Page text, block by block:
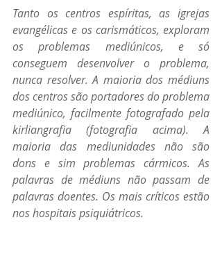
Tanto os centros espíritas, as igrejas
evangélicas e os carismáticos, exploram
os problemas mediúnicos, e só
conseguem desenvolver o problema,
nunca resolver. A maioria dos médiuns
dos centros são portadores do problema
mediúnico, facilmente fotografado pela
kirliangrafia (fotografia acima). A
maioria das mediunidades não são
dons e sim problemas cármicos. As
palavras de médiuns não passam de
palavras doentes. Os mais críticos estão
nos hospitais psiquiátricos.